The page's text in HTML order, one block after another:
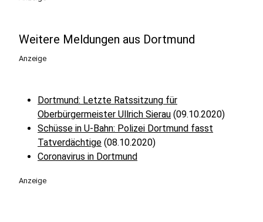
Weitere Meldungen aus Dortmund
Anzeige
Dortmund: Letzte Ratssitzung für
Oberbürgermeister Ullrich Sierau (09.10.2020)
Schüsse in U-Bahn: Polizei Dortmund fasst
Tatverdächtige (08.10.2020)
Coronavirus in Dortmund
Anzeige